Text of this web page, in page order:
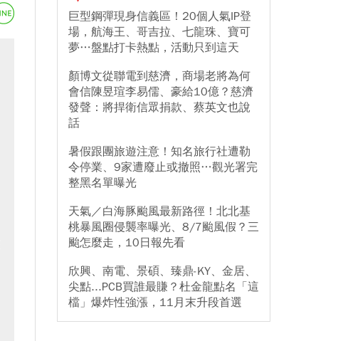
巨型鋼彈現身信義區！20個人氣IP登
場，航海王、哥吉拉、七龍珠、寶可
夢…盤點打卡熱點，活動只到這天
顏博文從聯電到慈濟，商場老將為何
會信陳昱瑄李易儒、豪給10億？慈濟
發聲：將捍衛信眾捐款、蔡英文也說
話
暑假跟團旅遊注意！知名旅行社遭勒
令停業、9家遭廢止或撤照…觀光署完
整黑名單曝光
天氣／白海豚颱風最新路徑！北北基
桃暴風圈侵襲率曝光、8/7颱風假？三
颱怎麼走，10日報先看
欣興、南電、景碩、臻鼎-KY、金居、
尖點...PCB買誰最賺？杜金龍點名「這
檔」爆炸性強漲，11月末升段首選